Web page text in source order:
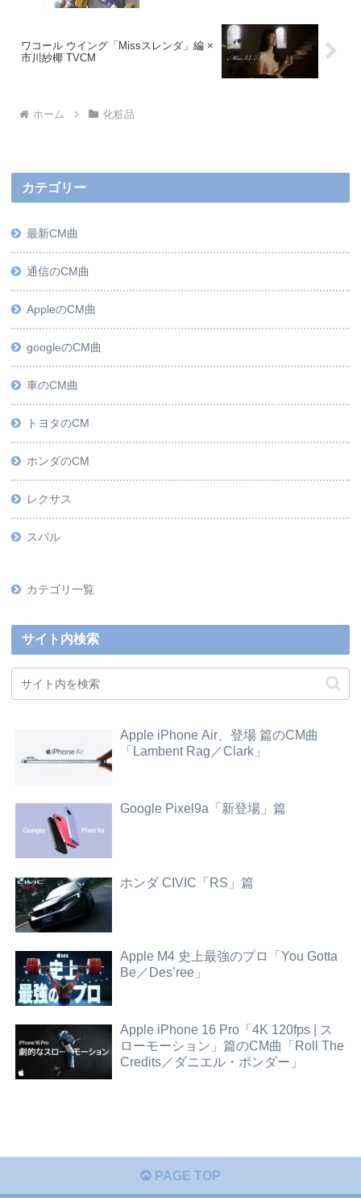
ワコール ウイング「Missスレンダ」編 ×
市川紗椰 TVCM
ホーム 化粧品
カテゴリー
最新CM曲
通信のCM曲
AppleのCM曲
googleのCM曲
車のCM曲
トヨタのCM
ホンダのCM
レクサス
スバル
カテゴリ一覧
サイト内検索
Apple iPhone Air、登場 篇のCM曲
「Lambent Rag／Clark」
Google Pixel9a「新登場」篇
ホンダ CIVIC「RS」篇
Apple M4 史上最強のプロ「You Gotta
Be／Des’ree」
Apple iPhone 16 Pro「4K 120fps | ス
ローモーション」篇のCM曲「Roll The
Credits／ダニエル・ポンダー」
PAGE TOP